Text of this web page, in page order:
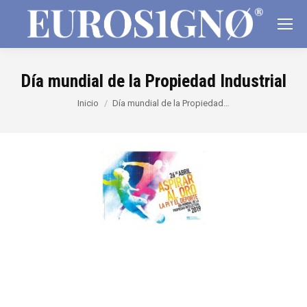
Día mundial de la Propiedad Industrial
Estás aquí:
Inicio Día mundial de la Propiedad…